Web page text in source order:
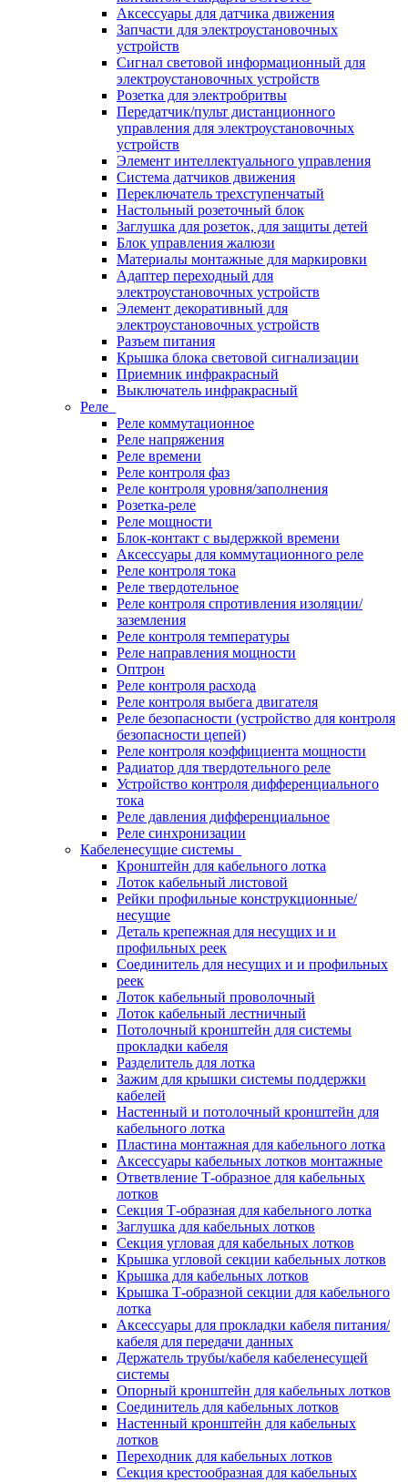
Аксессуары для датчика движения
Запчасти для электроустановочных
устройств
Сигнал световой информационный для
электроустановочных устройств
Розетка для электробритвы
Передатчик/пульт дистанционного
управления для электроустановочных
устройств
Элемент интеллектуального управления
Система датчиков движения
Переключатель трехступенчатый
Настольный розеточный блок
Заглушка для розеток, для защиты детей
Блок управления жалюзи
Материалы монтажные для маркировки
Адаптер переходный для
электроустановочных устройств
Элемент декоративный для
электроустановочных устройств
Разъем питания
Крышка блока световой сигнализации
Приемник инфракрасный
Выключатель инфракрасный
Реле
Реле коммутационное
Реле напряжения
Реле времени
Реле контроля фаз
Реле контроля уровня/заполнения
Розетка-реле
Реле мощности
Блок-контакт с выдержкой времени
Аксессуары для коммутационного реле
Реле контроля тока
Реле твердотельное
Реле контроля спротивления изоляции/
заземления
Реле контроля температуры
Реле направления мощности
Оптрон
Реле контроля расхода
Реле контроля выбега двигателя
Реле безопасности (устройство для контроля
безопасности цепей)
Реле контроля коэффициента мощности
Радиатор для твердотельного реле
Устройство контроля дифференциального
тока
Реле давления дифференциальное
Реле синхронизации
Кабеленесущие системы
Кронштейн для кабельного лотка
Лоток кабельный листовой
Рейки профильные конструкционные/
несущие
Деталь крепежная для несущих и и
профильных реек
Соединитель для несущих и и профильных
реек
Лоток кабельный проволочный
Лоток кабельный лестничный
Потолочный кронштейн для системы
прокладки кабеля
Разделитель для лотка
Зажим для крышки системы поддержки
кабелей
Настенный и потолочный кронштейн для
кабельного лотка
Пластина монтажная для кабельного лотка
Аксессуары кабельных лотков монтажные
Ответвление Т-образное для кабельных
лотков
Секция Т-образная для кабельного лотка
Заглушка для кабельных лотков
Секция угловая для кабельных лотков
Крышка угловой секции кабельных лотков
Крышка для кабельных лотков
Крышка Т-образной секции для кабельного
лотка
Аксессуары для прокладки кабеля питания/
кабеля для передачи данных
Держатель трубы/кабеля кабеленесущей
системы
Опорный кронштейн для кабельных лотков
Соединитель для кабельных лотков
Настенный кронштейн для кабельных
лотков
Переходник для кабельных лотков
Секция крестообразная для кабельных